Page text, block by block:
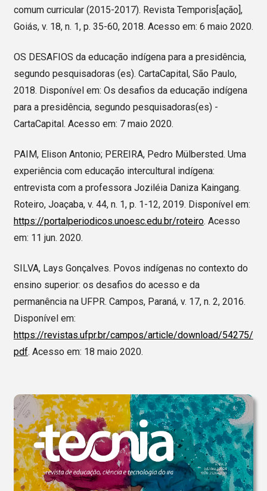
comum curricular (2015-2017). Revista Temporis[ação],
Goiás, v. 18, n. 1, p. 35-60, 2018. Acesso em: 6 maio 2020.
OS DESAFIOS da educação indígena para a presidência,
segundo pesquisadoras (es). CartaCapital, São Paulo,
2018. Disponível em: Os desafios da educação indígena
para a presidência, segundo pesquisadoras(es) -
CartaCapital. Acesso em: 7 maio 2020.
PAIM, Elison Antonio; PEREIRA, Pedro Mülbersted. Uma
experiência com educação intercultural indígena:
entrevista com a professora Joziléia Daniza Kaingang.
Roteiro, Joaçaba, v. 44, n. 1, p. 1-12, 2019. Disponível em:
https://portalperiodicos.unoesc.edu.br/roteiro. Acesso
em: 11 jun. 2020.
SILVA, Lays Gonçalves. Povos indígenas no contexto do
ensino superior: os desafios do acesso e da
permanência na UFPR. Campos, Paraná, v. 17, n. 2, 2016.
Disponível em:
https://revistas.ufpr.br/campos/article/download/54275/
pdf. Acesso em: 18 maio 2020.